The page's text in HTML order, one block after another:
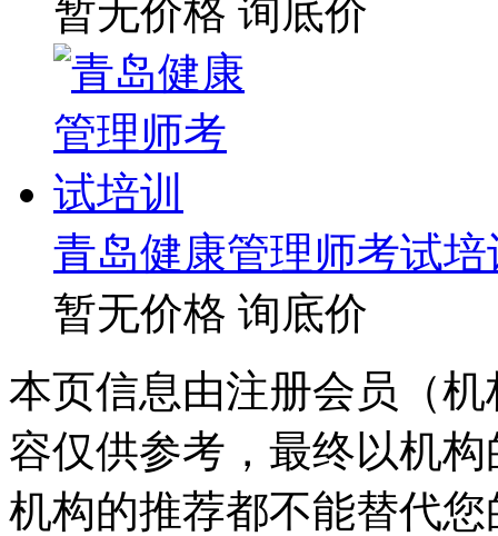
暂无价格 询底价
青岛健康管理师考试培
暂无价格 询底价
本页信息由注册会员（
容仅供参考，最终以机
机构的推荐都不能替代